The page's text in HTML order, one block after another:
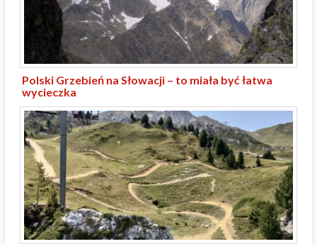
Polski Grzebień na Słowacji – to miała być łatwa
wycieczka